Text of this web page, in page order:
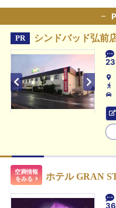
PR シンドバッド弘前
23
空満情報
をみる
ホテル GRAN
36